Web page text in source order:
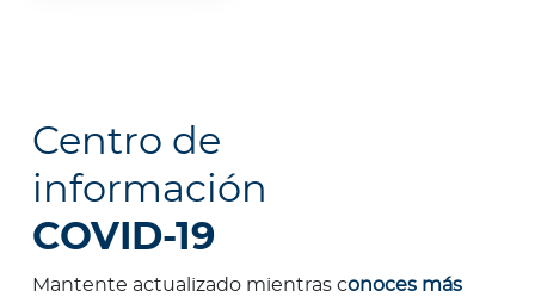
Centro de
información
COVID-19
Mantente actualizado mientras conoces más